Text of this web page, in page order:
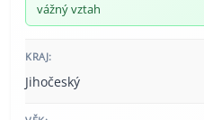
vážný vztah
KRAJ:
Jihočeský